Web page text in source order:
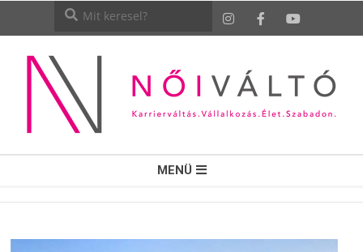
NŐI
VÁLTÓ
MENÜ